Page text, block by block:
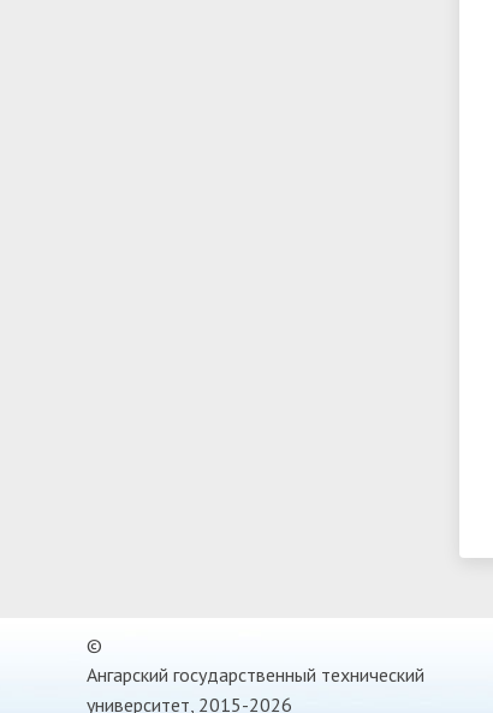
©
Ангарский государственный технический
университет, 2015-2026